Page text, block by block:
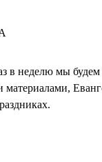
в неделю мы будем
материалами,